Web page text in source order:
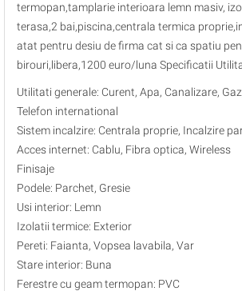
termopan,tamplarie interioara lemn masiv,
terasa,2 bai,piscina,centrala termica
atat pentru desiu de firma cat si ca spatiu
birouri,libera,1200 euro/luna Specificatii
Utilitati generale: Curent, Apa, Canalizare,
Telefon international
Sistem incalzire: Centrala proprie, Incalzire
Acces internet: Cablu, Fibra optica, Wireless
Finisaje
Podele: Parchet, Gresie
Usi interior: Lemn
Izolatii termice: Exterior
Pereti: Faianta, Vopsea lavabila, Var
Stare interior: Buna
Ferestre cu geam termopan: PVC